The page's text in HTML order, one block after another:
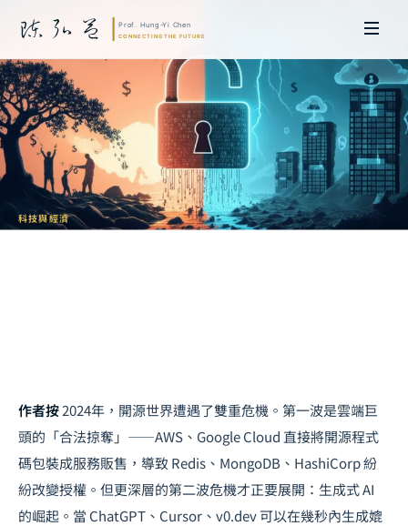
科技與經濟
作者按2024年，開源世界遭遇了雙重危機。第一波是雲端巨
頭的「合法掠奪」——AWS、Google Cloud 直接將開源程式
碼包裝成服務販售，導致 Redis、MongoDB、HashiCorp 紛
紛改變授權。但更深層的第二波危機才正要展開：生成式 AI
的崛起。當 ChatGPT、Cursor、v0.dev 可以在幾秒內生成媲